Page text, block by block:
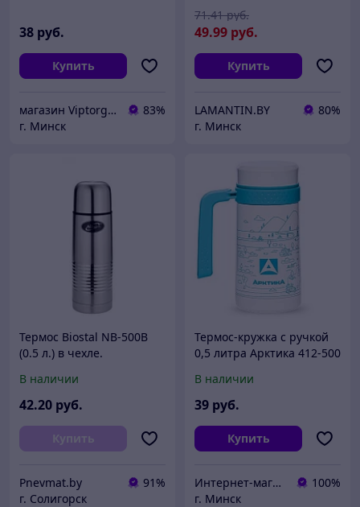
38 руб.
Купить
магазин Viptorg.by
83%
г. Минск
49.99 руб.
71.41 руб.
Купить
LAMANTIN.BY
80%
г. Минск
Термос Biostal NB-500B
(0.5 л.) в чехле.
В наличии
42.20 руб.
Купить
Pnevmat.by
91%
г. Солигорск
Термос-кружка с ручкой
0,5 литра Арктика 412-500
В наличии
39 руб.
Купить
Интернет-магазин Union.shop
100%
г. Минск